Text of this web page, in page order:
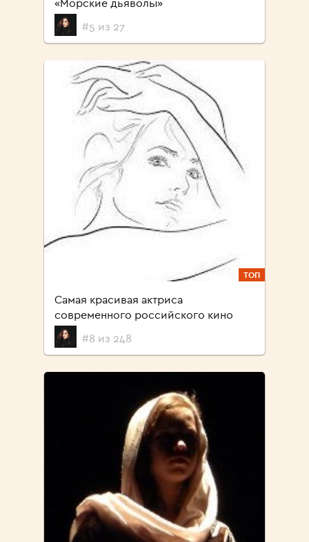
#5 из 27
ТОП
Cамая красивая актриса
современного российского кино
#8 из 248